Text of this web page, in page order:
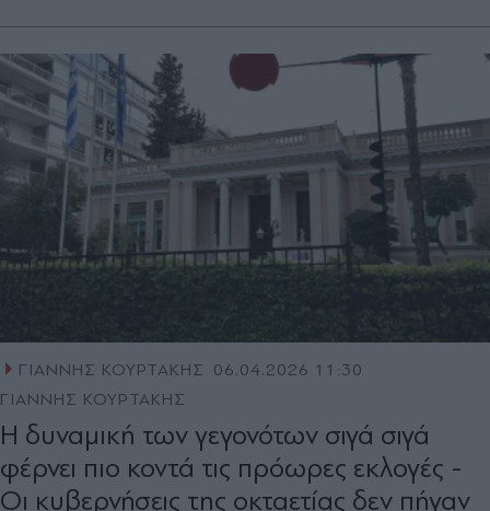
ΓΙΑΝΝΗΣ ΚΟΥΡΤΑΚΗΣ
06.04.2026 11:30
ΓΙΑΝΝΗΣ ΚΟΥΡΤΑΚΗΣ
Η δυναμική των γεγονότων σιγά σιγά
φέρνει πιο κοντά τις πρόωρες εκλογές -
Οι κυβερνήσεις της οκταετίας δεν πήγαν